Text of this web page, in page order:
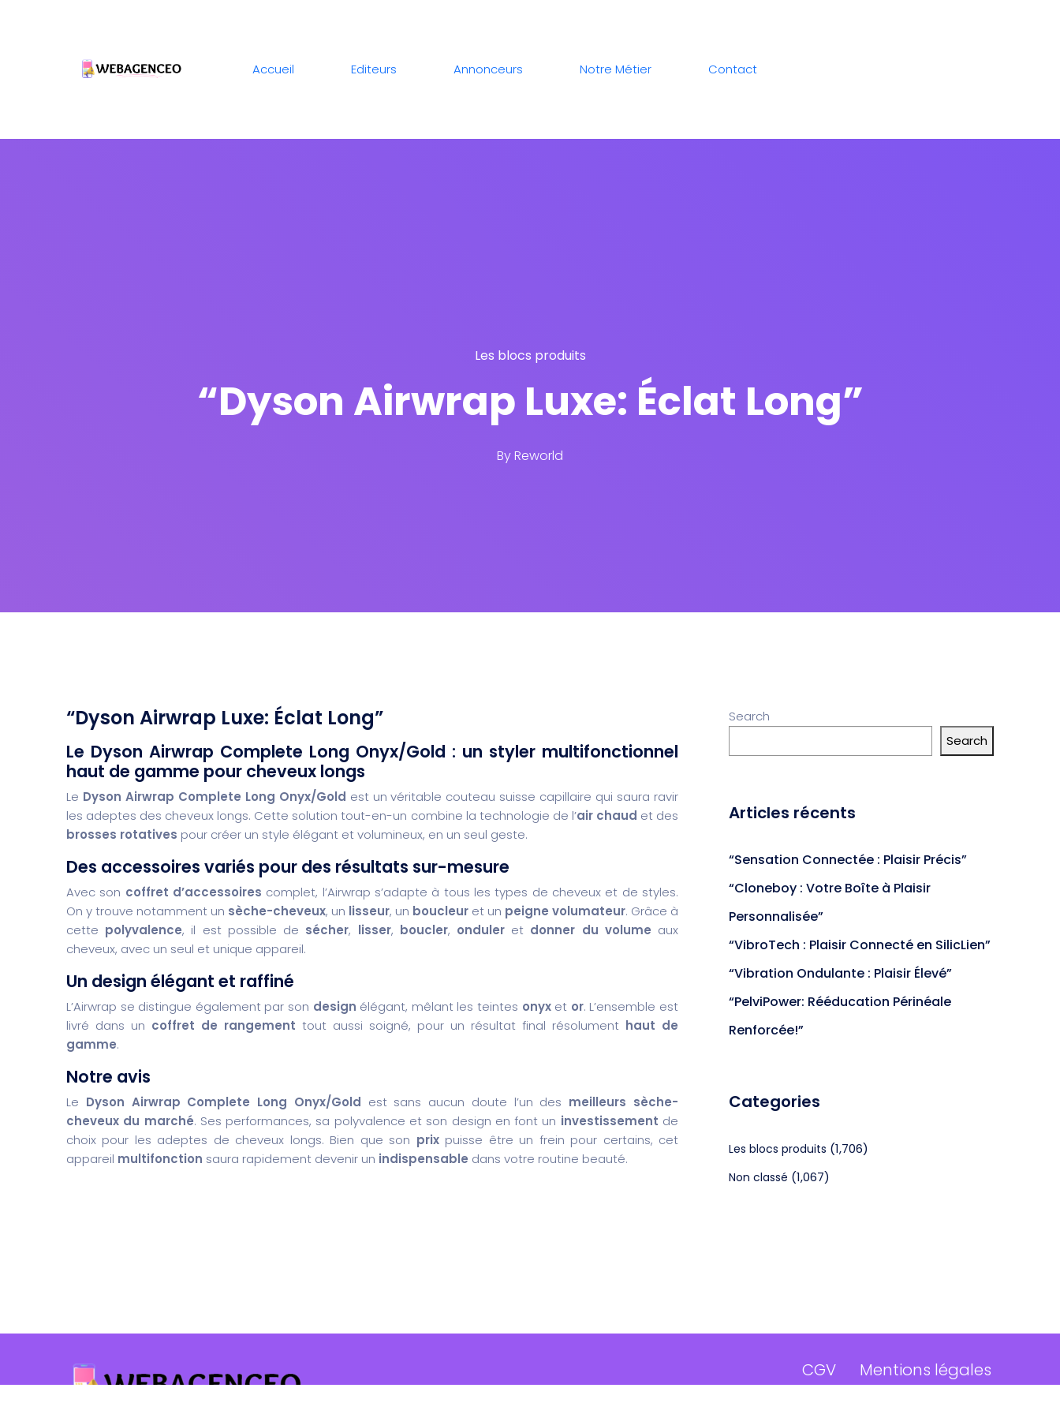
Accueil Editeurs Annonceurs Notre Métier Contact
Les blocs produits
“Dyson Airwrap Luxe: Éclat Long”
ByReworld
“Dyson Airwrap Luxe: Éclat Long”
Le Dyson Airwrap Complete Long Onyx/Gold : un styler multifonctionnel
haut de gamme pour cheveux longs
Le Dyson Airwrap Complete Long Onyx/Gold est un véritable couteau suisse capillaire qui saura ravir
les adeptes des cheveux longs. Cette solution tout-en-un combine la technologie de l’air chaud et des
brosses rotatives pour créer un style élégant et volumineux, en un seul geste.
Des accessoires variés pour des résultats sur-mesure
Avec son coffret d’accessoires complet, l’Airwrap s’adapte à tous les types de cheveux et de styles.
On y trouve notamment un sèche-cheveux, un lisseur, un boucleur et un peigne volumateur. Grâce à
cette polyvalence, il est possible de sécher, lisser, boucler, onduleret donner du volume aux
cheveux, avec un seul et unique appareil.
Un design élégant et raffiné
L’Airwrap se distingue également par son design élégant, mêlant les teintes onyxet or. L’ensemble est
livré dans un coffret de rangement tout aussi soigné, pour un résultat final résolument haut de
gamme.
Notre avis
Le Dyson Airwrap Complete Long Onyx/Gold est sans aucun doute l’un des meilleurs sèche-
cheveux du marché. Ses performances, sa polyvalence et son design en font un investissement de
choix pour les adeptes de cheveux longs. Bien que son prixpuisse être un frein pour certains, cet
appareil multifonction saura rapidement devenir un indispensable dans votre routine beauté.
Search
Search
Articles récents
“Sensation Connectée : Plaisir Précis”
“Cloneboy : Votre Boîte à Plaisir
Personnalisée”
“VibroTech : Plaisir Connecté en SilicLien”
“Vibration Ondulante : Plaisir Élevé”
“PelviPower: Rééducation Périnéale
Renforcée!”
Categories
Les blocs produits (1,706)
Non classé (1,067)
CGV Mentions légales